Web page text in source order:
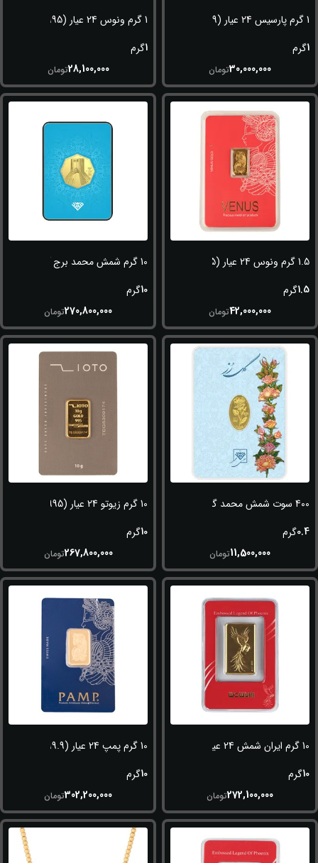
1 گرم پارسیس 24 عیار (999.9)
1گرم
30,000,000تومان
1 گرم ونوس 24 عیار (995)
1گرم
28,100,000تومان
1.5 گرم ونوس 24 عیار (995)
1.5گرم
42,000,000تومان
10 گرم شمش محمد برج آزادی(شهیاد) 24 عیار (995)
10گرم
270,800,000تومان
400 سوت شمش محمد گل رز 24 عیار (995)
0.4گرم
11,500,000تومان
10 گرم زیوتو 24 عیار (995)
10گرم
267,800,000تومان
10 گرم ایران شمش 24 عیار (995)
10گرم
272,100,000تومان
10 گرم پمپ 24 عیار (999.9)
10گرم
302,200,000تومان